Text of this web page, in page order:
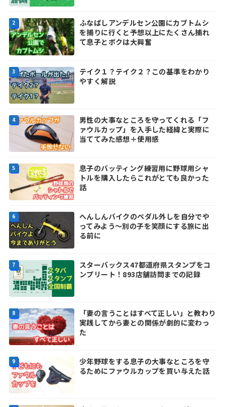
ふなばしアンデルセン公園にカブトムシ
を捕りに行くと予想以上にたくさん捕れ
て息子とボクは大興奮
テイク１？テイク２？この基準をわかり
やすく解説
男性の大事なところを守ってくれる「フ
ァウルカップ」を入手した経緯と実際に
当ててみた感想＋使用感
息子のバッティング練習用に野球用シャ
トルを購入したらこれがとても良かった
話
へんしんバイクのペダル外しを自分でや
ってみよう～別の子を笑顔にする旅に出
る前に
スターバックス47都道府県スタンプをコ
ンプリート！893店舗訪問までの記録
「妻の言うことはすべて正しい」と教わり
実践してから妻との関係が劇的に変わっ
た
少年野球をする息子の大事なところを守
るためにファウルカップを買い与えた話